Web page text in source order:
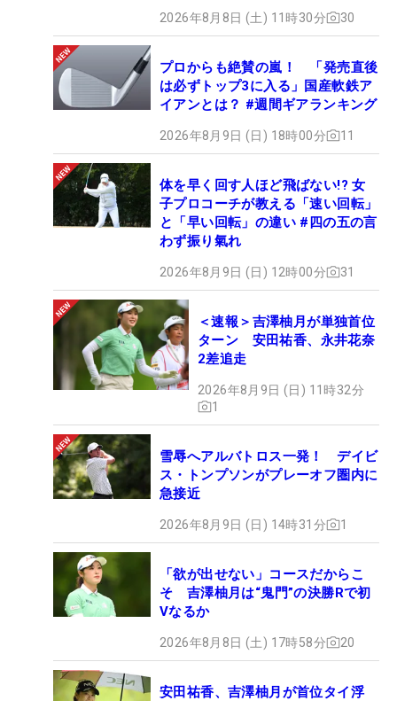
2026年8月8日 (土) 11時30分 30
プロからも絶賛の嵐！ 「発売直後
は必ずトップ3に入る」国産軟鉄ア
イアンとは？ #週間ギアランキング
2026年8月9日 (日) 18時00分 11
体を早く回す人ほど飛ばない!? 女
子プロコーチが教える「速い回転」
と「早い回転」の違い #四の五の言
わず振り氣れ
2026年8月9日 (日) 12時00分 31
＜速報＞吉澤柚月が単独首位
ターン 安田祐香、永井花奈
2差追走
2026年8月9日 (日) 11時32分
1
雪辱へアルバトロス一発！ デイビ
ス・トンプソンがプレーオフ圏内に
急接近
2026年8月9日 (日) 14時31分 1
「欲が出せない」コースだからこ
そ 吉澤柚月は“鬼門”の決勝Rで初
Vなるか
2026年8月8日 (土) 17時58分 20
安田祐香、吉澤柚月が首位タイ浮